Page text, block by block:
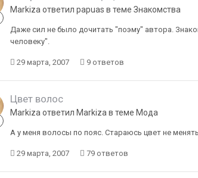
Markiza ответил papuas в теме Знакомства
Даже сил не было дочитать "поэму" автора.
человеку".
29 марта, 2007 9 ответов
Цвет волос
Markiza ответил Markiza в теме Мода
А у меня волосы по пояс. Стараюсь цвет не
29 марта, 2007 79 ответов